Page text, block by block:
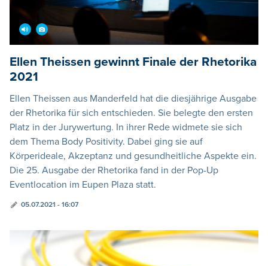
Ellen Theissen gewinnt Finale der Rhetorika
2021
Ellen Theissen aus Manderfeld hat die diesjährige Ausgabe
der Rhetorika für sich entschieden. Sie belegte den ersten
Platz in der Jurywertung. In ihrer Rede widmete sie sich
dem Thema Body Positivity. Dabei ging sie auf
Körperideale, Akzeptanz und gesundheitliche Aspekte ein.
Die 25. Ausgabe der Rhetorika fand in der Pop-Up
Eventlocation im Eupen Plaza statt.
05.07.2021 - 16:07